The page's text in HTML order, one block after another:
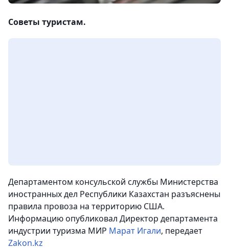
Советы туристам.
Департаментом консульской службы Министерства
иностранных дел Республики Казахстан разъяснены
правила провоза на территорию США.
Информацию опубликовал Директор департамента
индустрии туризма МИР Марат Игали, передает
Zakon.kz